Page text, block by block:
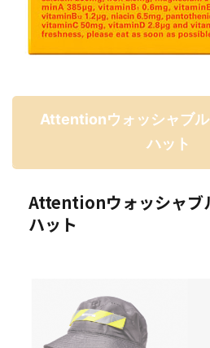
Attentionウォッシャブ
ハット
Attentionウォッシャブ
ハット